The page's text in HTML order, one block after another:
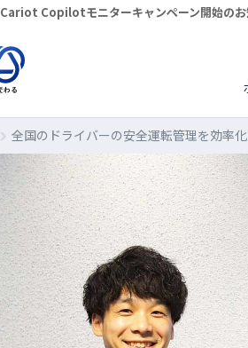
Cariot Copilotモニターキャンペーン開始のお
全国のドライバーの安全運転管理を効率